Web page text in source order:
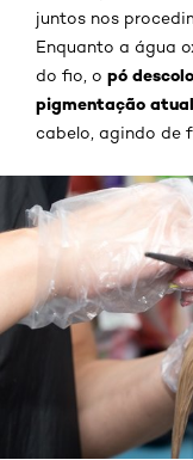
juntos nos
Enquanto a água
do fio, o pó
pigmentação
cabelo, agindo de